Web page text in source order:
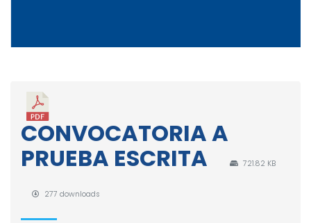
CONVOCATORIA A
PRUEBA ESCRITA
721.82 KB
277 downloads